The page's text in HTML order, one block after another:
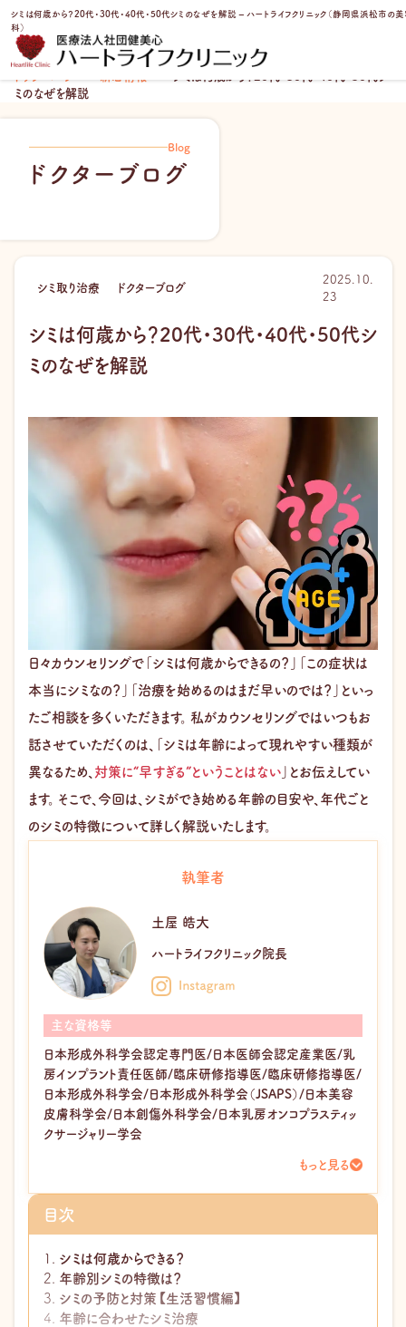
容
シミは何歳から？20代・30代・40代・50代シミのなぜを解説 – ハートライフクリニック（静岡県浜松市の
科）
ミのなぜを解説
Blog
ドクターブログ
シミ取り治療 ドクターブログ
2025.10.
23
シミは何歳から？20代・30代・40代・50代シ
ミのなぜを解説
日々カウンセリングで「シミは何歳からできるの？」「この症状は
本当にシミなの？」「治療を始めるのはまだ早いのでは？」といっ
たご相談を多くいただきます。 私がカウンセリングではいつもお
話させていただくのは、「シミは年齢によって現れやすい種類が
異なるため、 対策に“早すぎる”ということはない 」とお伝えしてい
ます。 そこで、今回は、シミができ始める年齢の目安や、年代ごと
のシミの特徴について詳しく解説いたします。
執筆者
土屋 皓大
ハートライフクリニック院長
主な資格等
日本形成外科学会認定専門医/日本医師会認定産業医/乳
房インプラント責任医師/臨床研修指導医/臨床研修指導医/
日本形成外科学会/日本形成外科学会（JSAPS）/日本美容
皮膚科学会/日本創傷外科学会/日本乳房オンコプラスティッ
クサージャリー学会
もっと見る
目次
シミは何歳からできる？
年齢別シミの特徴は？
シミの予防と対策【生活習慣編】
年齢に合わせたシミ治療